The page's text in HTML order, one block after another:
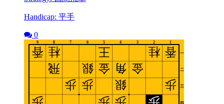
Handicap: 平手
0